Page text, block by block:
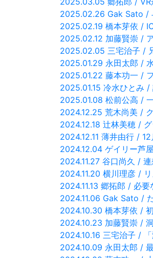
2025.02.26 Gak Sato /
2025.02.19 橋本芽依 /
2025.02.12 加藤賢崇 /
2025.02.05 三宅治子 /
2025.01.29 永田太郎 /
2025.01.22 藤本功一 /
2025.01.15 冷水ひとみ
2025.01.08 松前公高 /
2024.12.25 荒木尚美 /
2024.12.18 辻林美穂 /
2024.12.11 薄井由行 /
2024.12.04 ゲイリー芦
2024.11.27 谷口尚久 /
2024.11.20 横川理彦 /
2024.11.13 郷拓郎 / 必
2024.11.06 Gak Sato /
2024.10.30 橋本芽依 /
2024.10.23 加藤賢崇 /
2024.10.16 三宅治子 /
2024.10.09 永田太郎 /